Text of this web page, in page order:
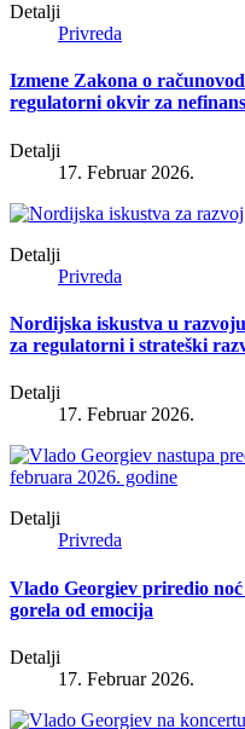
Detalji
Privreda
Izmene Zakona o
regulatorni okvir za
Detalji
17. Februar 2026.
Detalji
Privreda
Nordijska iskustva u
za regulatorni i strateški
Detalji
17. Februar 2026.
Detalji
Privreda
Vlado Georgiev priredio
gorela od emocija
Detalji
17. Februar 2026.